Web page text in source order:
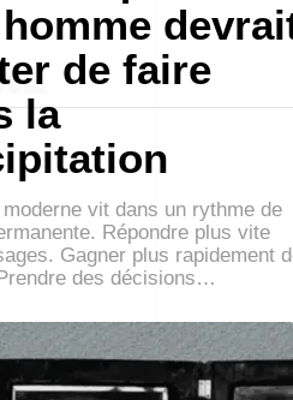
de faire
la
moderne vit dans un rythme de
Répondre plus vite
Gagner plus rapidement
des décisions…